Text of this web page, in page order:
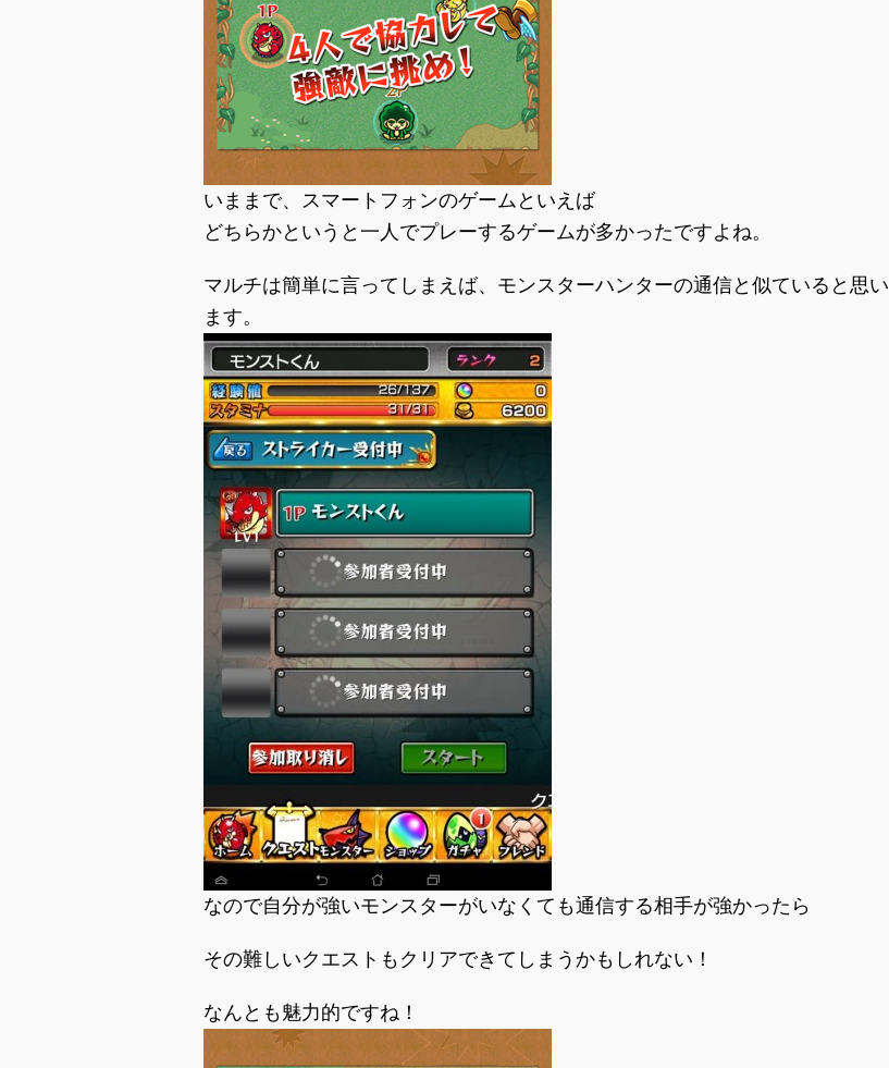
いままで、スマートフォンのゲームといえば
どちらかというと一人でプレーするゲームが多かったですよね。
マルチは簡単に言ってしまえば、モンスターハンターの通信と似ていると思い
ます。
なので自分が強いモンスターがいなくても通信する相手が強かったら
その難しいクエストもクリアできてしまうかもしれない！
なんとも魅力的ですね！